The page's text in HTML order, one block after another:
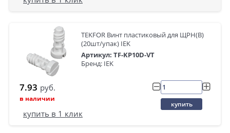
TEKFOR Винт пластиковый для ЩРН(В)
(20шт/упак) IEK
Артикул: TF-KP10D-VT
Бренд: IEK
7.93 руб.
в наличии
купить
купить в 1 клик